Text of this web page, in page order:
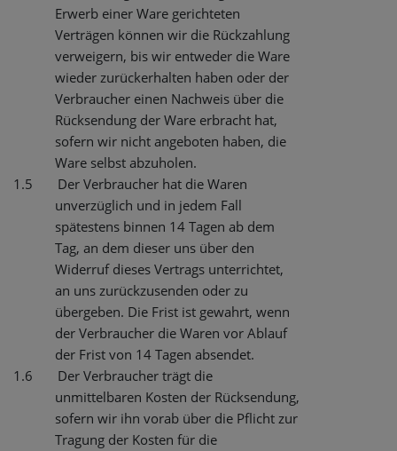
Erwerb einer Ware gerichteten
Verträgen können wir die Rückzahlung
verweigern, bis wir entweder die Ware
wieder zurückerhalten haben oder der
Verbraucher einen Nachweis über die
Rücksendung der Ware erbracht hat,
sofern wir nicht angeboten haben, die
Ware selbst abzuholen.
1.5
Der Verbraucher hat die Waren
unverzüglich und in jedem Fall
spätestens binnen 14 Tagen ab dem
Tag, an dem dieser uns über den
Widerruf dieses Vertrags unterrichtet,
an uns zurückzusenden oder zu
übergeben. Die Frist ist gewahrt, wenn
der Verbraucher die Waren vor Ablauf
der Frist von 14 Tagen absendet.
1.6
Der Verbraucher trägt die
unmittelbaren Kosten der Rücksendung,
sofern wir ihn vorab über die Pflicht zur
Tragung der Kosten für die